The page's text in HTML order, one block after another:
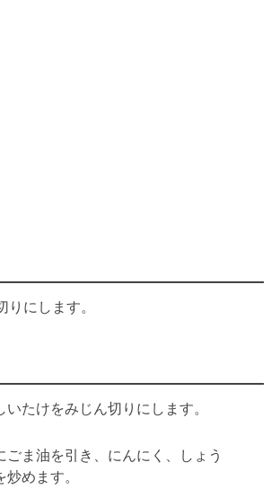
にします。
たけをみじん切りにします。
ごま油を引き、にんにく、しょう
めます。